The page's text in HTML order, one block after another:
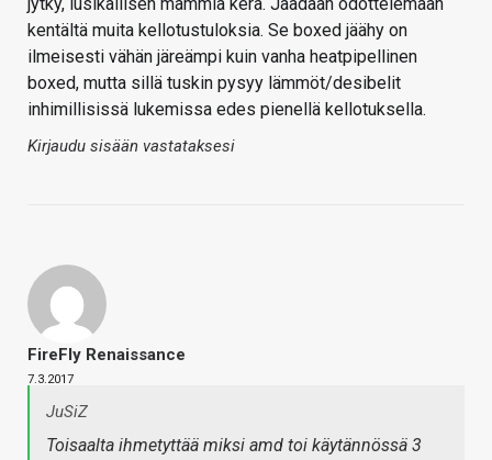
kentältä muita kellotustuloksia. Se boxed jäähy on
ilmeisesti vähän järeämpi kuin vanha heatpipellinen
boxed, mutta sillä tuskin pysyy lämmöt/desibelit
inhimillisissä lukemissa edes pienellä kellotuksella.
Kirjaudu sisään vastataksesi
FireFly Renaissance
7.3.2017
JuSiZ
Toisaalta ihmetyttää miksi amd toi käytännössä 3